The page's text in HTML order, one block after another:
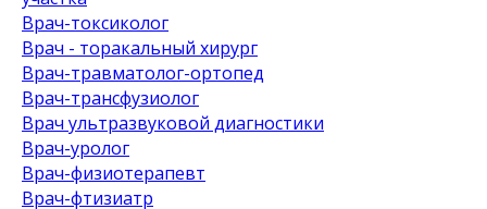
Врач-токсиколог
Врач - торакальный хирург
Врач-травматолог-ортопед
Врач-трансфузиолог
Врач ультразвуковой диагностики
Врач-уролог
Врач-физиотерапевт
Врач-фтизиатр